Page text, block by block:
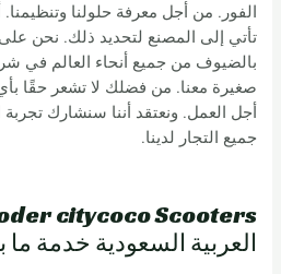
الفور. من أجل معرفة حلولنا
تأتي إلى المصنع لتحديد ذلك. نحن
صغيرة معنا. من فضلك لا تشعر حقًا
أجل العمل. ونعتقد أننا سنشارك تجربة
جميع التجار لدينا.
العربية السعودية خدمة ما